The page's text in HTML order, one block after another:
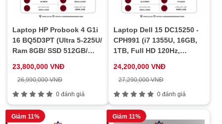
Laptop HP Probook 4 G1i
16 BQ5D3PT (Ultra 5-225U/
Ram 8GB/ SSD 512GB/
Bạc)
23,800,000 VNĐ
26,990,000 VNĐ
0 đánh giá
Laptop Dell 15 DC15250 -
CPH991 (i7 1355U, 16GB,
1TB, Full HD 120Hz,
24,200,000 VNĐ
27,290,000 VNĐ
0 đánh giá
Giảm 11% Giảm 11%